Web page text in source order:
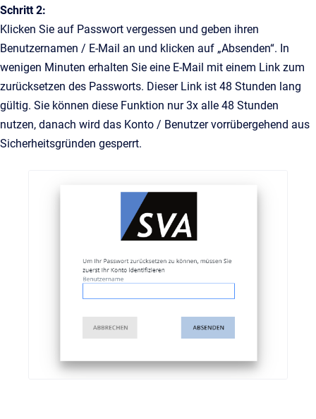
Schritt 2:
Klicken Sie auf Passwort vergessen und geben ihren
Benutzernamen / E-Mail an und klicken auf „Absenden“. In
wenigen Minuten erhalten Sie eine E-Mail mit einem Link zum
zurücksetzen des Passworts. Dieser Link ist 48 Stunden lang
gültig. Sie können diese Funktion nur 3x alle 48 Stunden
nutzen, danach wird das Konto / Benutzer vorrübergehend aus
Sicherheitsgründen gesperrt.